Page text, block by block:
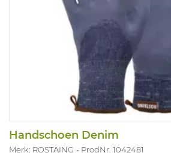
Handschoen Denim
Merk: ROSTAING ProdNr. 1042481